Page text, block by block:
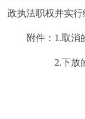
政执法职权并实行
附件：1.取消
2.下放的行